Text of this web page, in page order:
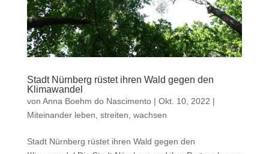
Stadt Nürnberg rüstet ihren Wald gegen den
Klimawandel
von Anna Boehm do Nascimento| Okt. 10, 2022 |
Miteinander leben, streiten, wachsen
Stadt Nürnberg rüstet ihren Wald gegen den